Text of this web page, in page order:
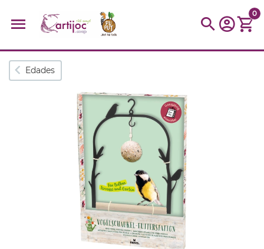
Búsquedas populares
Parchís Moulin
montessori
kidynight Puzzle
Botella
0
Edades